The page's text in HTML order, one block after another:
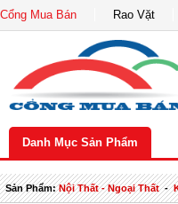
Cổng Mua Bán Rao Vặt
Danh Mục Sản Phẩm
Sản Phẩm:Nội Thất - Ngoại Thất-